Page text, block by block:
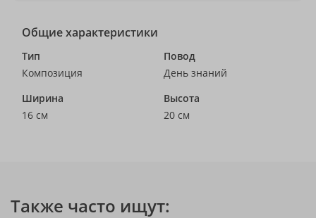
Общие характеристики
Тип
Композиция
Повод
День знаний
Ширина
16 см
Высота
20 см
Также часто ищут: